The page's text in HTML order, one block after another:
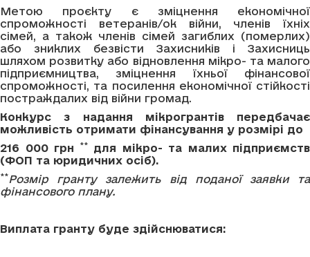
Метою проєкту є зміцнення економічної
спроможності ветеранів/ок війни, членів їхніх
сімей, а також членів сімей загиблих (померлих)
або зниклих безвісти Захисників і Захисниць
шляхом розвитку або відновлення мікро- та малого
підприємництва, зміцнення їхньої фінансової
спроможності, та посилення економічної стійкості
постраждалих від війни громад.
Конкурс з надання мікрогрантів передбачає
можливість отримати фінансування у розмірі до
216 000 грн **для мікро- та малих підприємств
(ФОП та юридичних осіб).
**Розмір гранту залежить від поданої заявки та
фінансового плану.
Виплата гранту буде здійснюватися: